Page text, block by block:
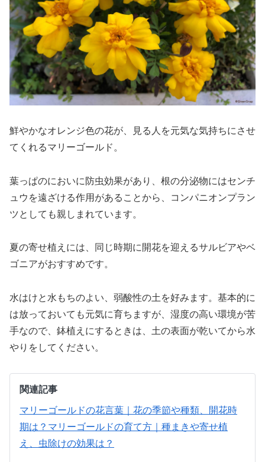
鮮やかなオレンジ色の花が、見る人を元気な気持ちにさせ
てくれるマリーゴールド。
葉っぱのにおいに防虫効果があり、根の分泌物にはセンチ
ュウを遠ざける作用があることから、コンパニオンプラン
ツとしても親しまれています。
夏の寄せ植えには、同じ時期に開花を迎えるサルビアやベ
ゴニアがおすすめです。
水はけと水もちのよい、弱酸性の土を好みます。基本的に
は放っておいても元気に育ちますが、湿度の高い環境が苦
手なので、鉢植えにするときは、土の表面が乾いてから水
やりをしてください。
関連記事
マリーゴールドの花言葉｜花の季節や種類、開花時
期は？ マリーゴールドの育て方｜種まきや寄せ植
え、虫除けの効果は？